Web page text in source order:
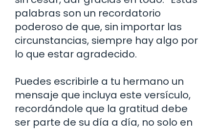
palabras son un recordatorio
poderoso de que, sin importar las
circunstancias, siempre hay algo por
lo que estar agradecido.
Puedes escribirle a tu hermano un
mensaje que incluya este versículo,
recordándole que la gratitud debe
ser parte de su día a día, no solo en